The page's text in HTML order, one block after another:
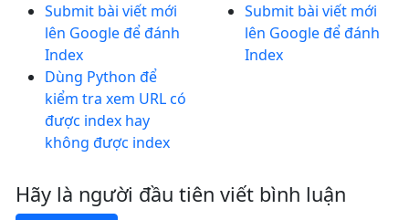
Submit bài viết mới
lên Google để đánh
Index
Dùng Python để
kiểm tra xem URL có
được index hay
không được index
Submit bài viết mới
lên Google để đánh
Index
Hãy là người đầu tiên viết bình luận